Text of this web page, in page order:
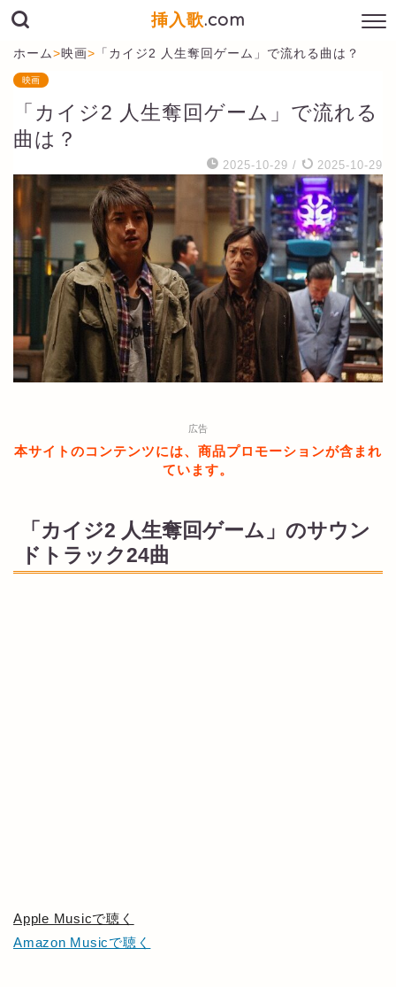
挿入歌.com
ホーム>映画> 「カイジ2 人生奪回ゲーム」で流れる曲は？
映画
「カイジ2 人生奪回ゲーム」で流れる
曲は？
2025-10-29 / 2025-10-29
広告
本サイトのコンテンツには、商品プロモーションが含まれ
ています。
「カイジ2 人生奪回ゲーム」のサウン
ドトラック24曲
Apple Musicで聴く
Amazon Musicで聴く